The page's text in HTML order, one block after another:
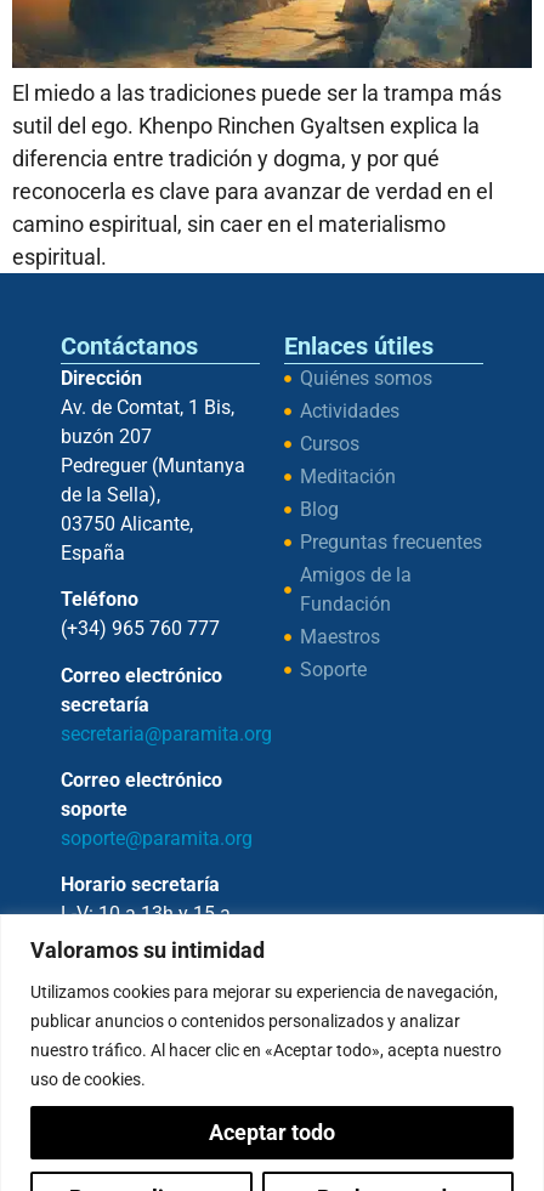
Valoramos su intimidad
Utilizamos cookies para mejorar su experiencia de navegación,
publicar anuncios o contenidos personalizados y analizar
nuestro tráfico. Al hacer clic en «Aceptar todo», acepta nuestro
uso de cookies.
Aceptar todo
El miedo a las tradiciones puede ser la trampa más
sutil del ego. Khenpo Rinchen Gyaltsen explica la
diferencia entre tradición y dogma, y por qué
reconocerla es clave para avanzar de verdad en el
camino espiritual, sin caer en el materialismo
espiritual.
Contáctanos
Dirección
Av. de Comtat, 1 Bis,
buzón 207
Pedreguer (Muntanya
de la Sella),
03750 Alicante,
España
Teléfono
(+34) 965 760 777
Correo electrónico
secretaría
secretaria@paramita.org
Correo electrónico
soporte
soporte@paramita.org
Horario secretaría
L-V: 10 a 13h y 15 a
17h
Enlaces útiles
Quiénes somos
Actividades
Cursos
Meditación
Blog
Preguntas frecuentes
Amigos de la
Fundación
Maestros
Soporte
Copyright © 2026 – Fundación Sakya –
Reservados todos los derechos.
— AVISO LEGAL —
Política de Privacidad Condiciones de Pagos